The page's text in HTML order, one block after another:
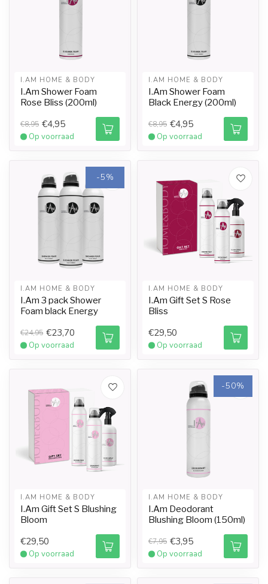
I.AM HOME & BODY
I.Am Shower Foam
Rose Bliss (200ml)
€8,95 €4,95
Op voorraad
I.AM HOME & BODY
I.Am Shower Foam
Black Energy (200ml)
€8,95 €4,95
Op voorraad
-5%
I.AM HOME & BODY
I.Am 3 pack Shower
Foam black Energy
€24,95 €23,70
Op voorraad
I.AM HOME & BODY
I.Am Gift Set S Rose
Bliss
€29,50
Op voorraad
I.AM HOME & BODY
I.Am Gift Set S Blushing
Bloom
€29,50
Op voorraad
-50%
I.AM HOME & BODY
I.Am Deodorant
Blushing Bloom (150ml)
€7,95 €3,95
Op voorraad